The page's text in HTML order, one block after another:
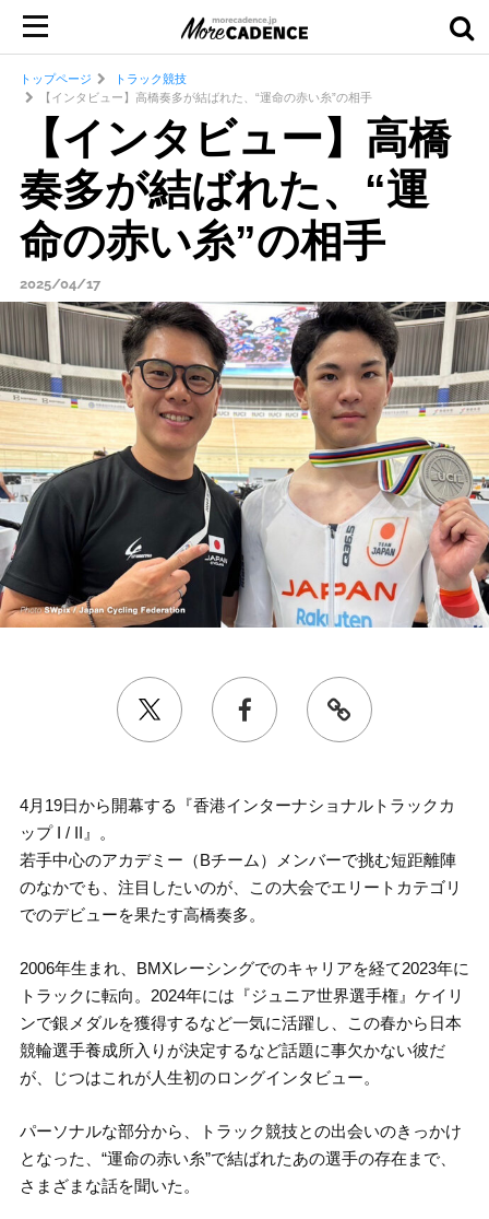
トップページ
トラック競技
【インタビュー】高橋奏多が結ばれた、“運命の赤い糸”の相手
【インタビュー】高橋
奏多が結ばれた、“運
命の赤い糸”の相手
2025/04/17
4月19日から開幕する『香港インターナショナルトラックカ
ップ I / II』。
若手中心のアカデミー（Bチーム）メンバーで挑む短距離陣
のなかでも、注目したいのが、この大会でエリートカテゴリ
でのデビューを果たす高橋奏多。
2006年生まれ、BMXレーシングでのキャリアを経て2023年に
トラックに転向。2024年には『ジュニア世界選手権』ケイリ
ンで銀メダルを獲得するなど一気に活躍し、この春から日本
競輪選手養成所入りが決定するなど話題に事欠かない彼だ
が、じつはこれが人生初のロングインタビュー。
パーソナルな部分から、トラック競技との出会いのきっかけ
となった、“運命の赤い糸”で結ばれたあの選手の存在まで、
さまざまな話を聞いた。